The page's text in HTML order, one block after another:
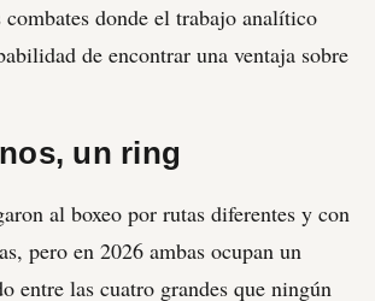
donde el trabajo analítico
de encontrar una ventaja sobre
un ring
al boxeo por rutas diferentes y con
pero en 2026 ambas ocupan un
entre las cuatro grandes que ningún